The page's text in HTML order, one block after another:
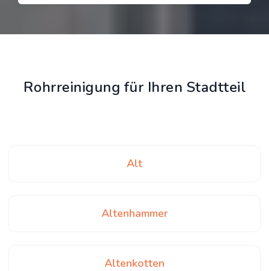
Rohrreinigung für Ihren Stadtteil
Alt
Altenhammer
Altenkotten